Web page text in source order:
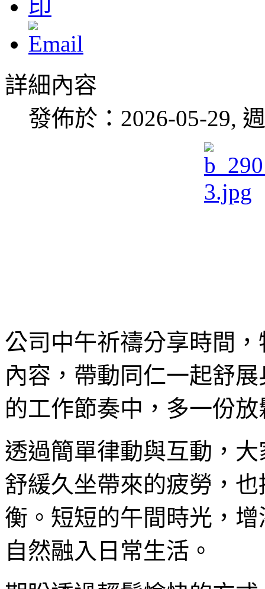
詳細內容
發佈於：2026-05-29,
公司中午祈禱分享時間
內容，帶動同仁一起舒
的工作節奏中，多一份
透過簡單律動與互動，
舒緩久坐帶來的疲勞，
衡。短短的午間時光，
自然融入日常生活。